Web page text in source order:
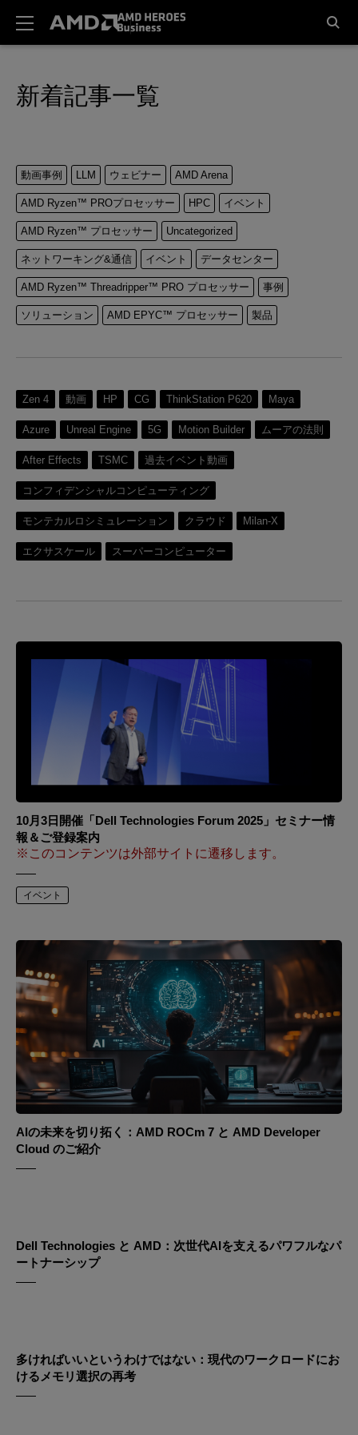
新着記事一覧
動画事例 LLM ウェビナー AMD Arena
AMD Ryzen™ PROプロセッサー HPC イベント
AMD Ryzen™ プロセッサー Uncategorized
ネットワーキング&通信 イベント データセンター
AMD Ryzen™ Threadripper™ PRO プロセッサー 事例
ソリューション AMD EPYC™ プロセッサー 製品
Zen 4 動画 HP CG ThinkStation P620 Maya
Azure Unreal Engine 5G Motion Builder ムーアの法則
After Effects TSMC 過去イベント動画
コンフィデンシャルコンピューティング
モンテカルロシミュレーション クラウド Milan-X
エクサスケール スーパーコンピューター
10月3日開催「Dell Technologies Forum 2025」セミナー情
報＆ご登録案内
※このコンテンツは外部サイトに遷移します。
イベント
AIの未来を切り拓く：AMD ROCm 7 と AMD Developer
Cloud のご紹介
Dell Technologies と AMD：次世代AIを支えるパワフルなパ
ートナーシップ
多ければいいというわけではない：現代のワークロードにお
けるメモリ選択の再考